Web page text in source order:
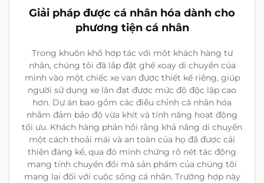
Giải pháp được cá nhân hóa dành cho
phương tiện cá nhân
Trong khuôn khổ hợp tác với một khách hàng tư
nhân, chúng tôi đã lắp đặt ghế xoay di chuyển của
mình vào một chiếc xe van được thiết kế riêng, giúp
người sử dụng xe lăn đạt được mức độ độc lập cao
hơn. Dự án bao gồm các điều chỉnh cá nhân hóa
nhằm đảm bảo độ vừa khít và tính năng hoạt động
tối ưu. Khách hàng phản hồi rằng khả năng di chuyển
một cách thoải mái và an toàn của họ đã được cải
thiện đáng kể, qua đó minh chứng rõ nét tác động
mang tính chuyển đổi mà sản phẩm của chúng tôi
mang lại đối với cuộc sống cá nhân. Trường hợp này